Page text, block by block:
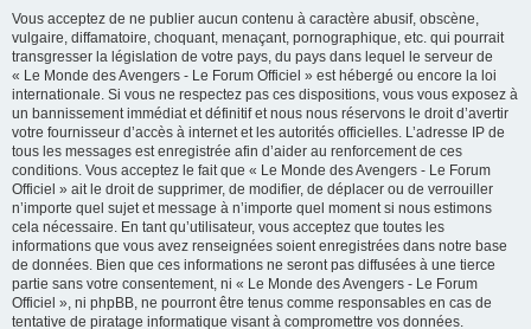
Vous acceptez de ne publier aucun contenu à caractère abusif, obscène,
vulgaire, diffamatoire, choquant, menaçant, pornographique, etc. qui pourrait
transgresser la législation de votre pays, du pays dans lequel le serveur de
« Le Monde des Avengers - Le Forum Officiel » est hébergé ou encore la loi
internationale. Si vous ne respectez pas ces dispositions, vous vous exposez à
un bannissement immédiat et définitif et nous nous réservons le droit d’avertir
votre fournisseur d’accès à internet et les autorités officielles. L’adresse IP de
tous les messages est enregistrée afin d’aider au renforcement de ces
conditions. Vous acceptez le fait que « Le Monde des Avengers - Le Forum
Officiel » ait le droit de supprimer, de modifier, de déplacer ou de verrouiller
n’importe quel sujet et message à n’importe quel moment si nous estimons
cela nécessaire. En tant qu’utilisateur, vous acceptez que toutes les
informations que vous avez renseignées soient enregistrées dans notre base
de données. Bien que ces informations ne seront pas diffusées à une tierce
partie sans votre consentement, ni « Le Monde des Avengers - Le Forum
Officiel », ni phpBB, ne pourront être tenus comme responsables en cas de
tentative de piratage informatique visant à compromettre vos données.